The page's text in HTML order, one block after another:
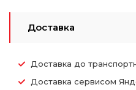
Доставка
Доставка до
Доставка сервисом